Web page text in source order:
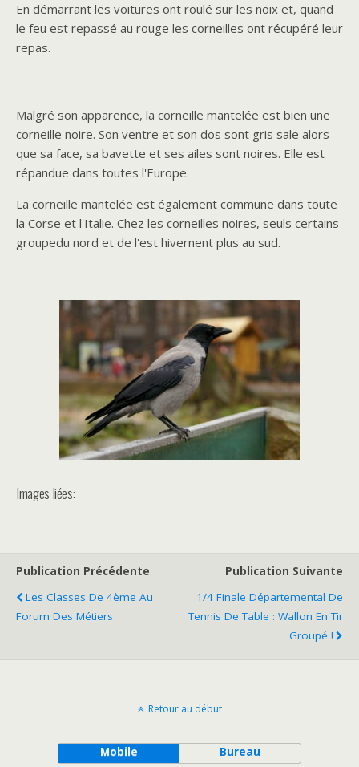
En démarrant les voitures ont roulé sur les noix et, quand
le feu est repassé au rouge les corneilles ont récupéré leur
repas.
Malgré son apparence, la corneille mantelée est bien une
corneille noire. Son ventre et son dos sont gris sale alors
que sa face, sa bavette et ses ailes sont noires. Elle est
répandue dans toutes l'Europe.
La corneille mantelée est également commune dans toute
la Corse et l'Italie. Chez les corneilles noires, seuls certains
groupedu nord et de l'est hivernent plus au sud.
Images liées:
Publication Précédente
Les Classes De 4ème Au
Forum Des Métiers
Publication Suivante
1/4 Finale Départemental De
Tennis De Table : Wallon En Tir
Groupé !
Retour au début
Mobile Bureau